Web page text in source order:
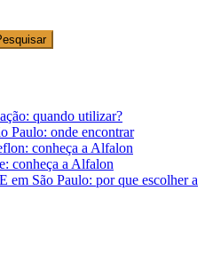
quando utilizar?
Paulo: onde encontrar
conheça a Alfalon
conheça a Alfalon
em São Paulo: por que escolher a